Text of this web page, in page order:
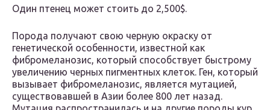
Один птенец может стоить до 2,500$.
Порода получают свою черную окраску от
генетической особенности, известной как
фибромеланозис, который способствует быстрому
увеличению черных пигментных клеток. Ген, который
вызывает фибромеланозис, является мутацией,
существовавшей в Азии более 800 лет назад.